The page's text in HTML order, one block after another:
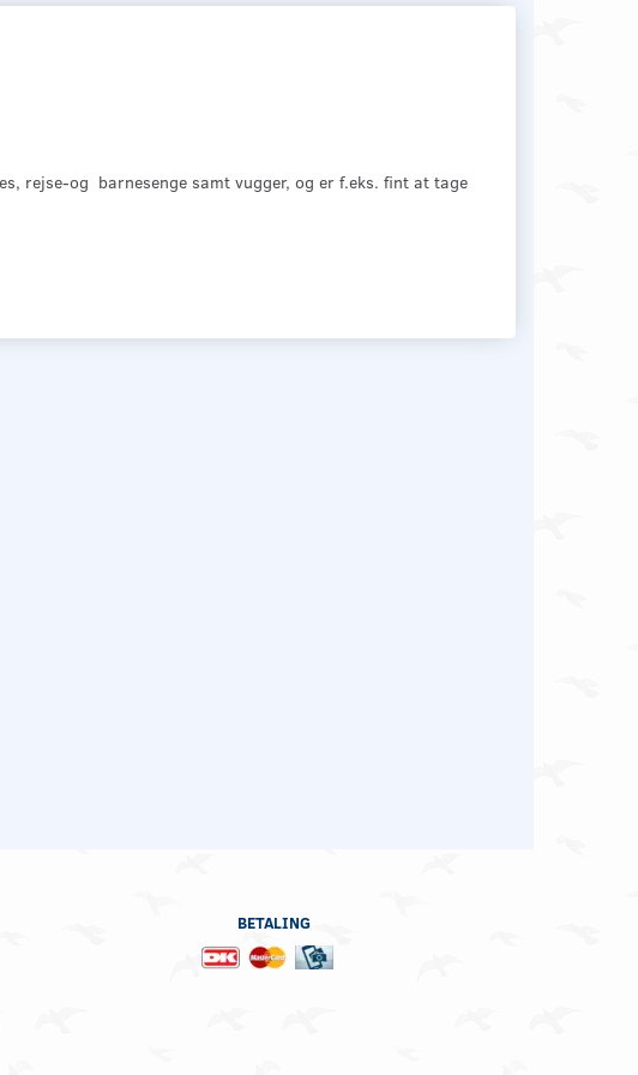
rejse-og barnesenge samt vugger, og er f.eks. fint at tage
BETALING